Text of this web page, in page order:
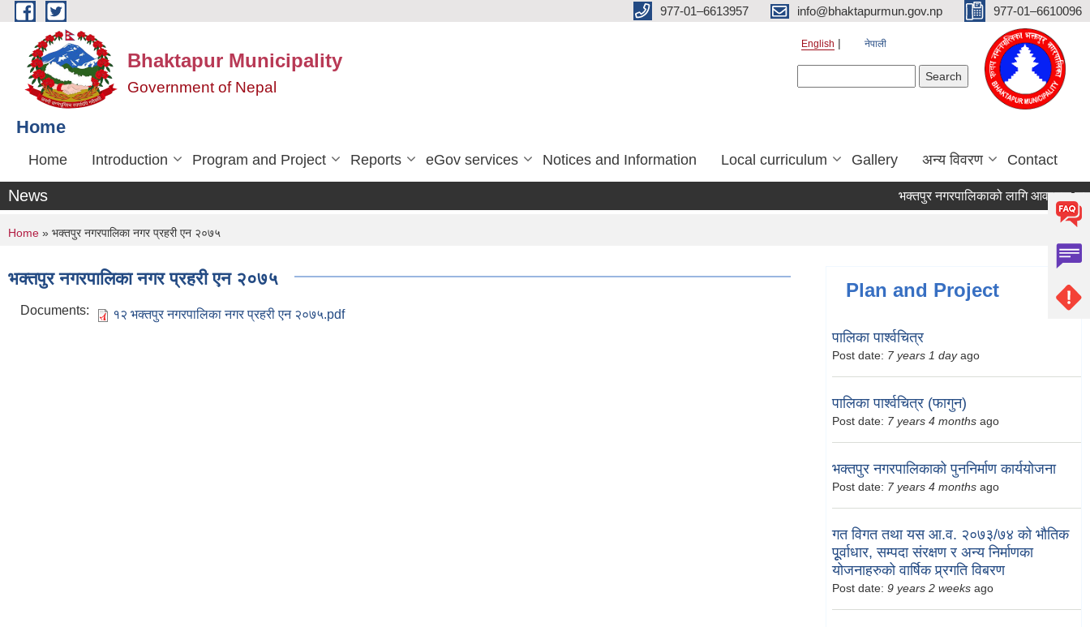
Skip to main content 977-01–6613957 info@bhaktapurmun.gov.np 977-01–6610096
Bhaktapur Municipality
Government of Nepal
English नेपाली
Home
Home Introduction Program and Project Reports eGov services Notices and Information Local curriculum Gallery अन्य विवरण Contact
News भक्तपुर नगरपालिकाको लागि आवश्यक
You are here
Home » भक्तपुर नगरपालिका नगर प्रहरी एन २०७५
भक्तपुर नगरपालिका नगर प्रहरी एन २०७५
Documents: १२ भक्तपुर नगरपालिका नगर प्रहरी एन २०७५.pdf
Plan and Project
पालिका पार्श्वचित्र
Post date: 7 years 1 dayago
पालिका पार्श्वचित्र (फागुन)
Post date: 7 years 4 months ago
भक्तपुर नगरपालिकाको पुननिर्माण कार्ययोजना
Post date: 7 years 4 months ago
गत विगत तथा यस आ.व. २०७३/७४ को भौतिक
पूूर्वाधार, सम्पदा संरक्षण र अन्य निर्माणका
योजनाहरुको वार्षिक प्र्रगति विबरण
Post date: 9 years 2 weeks ago